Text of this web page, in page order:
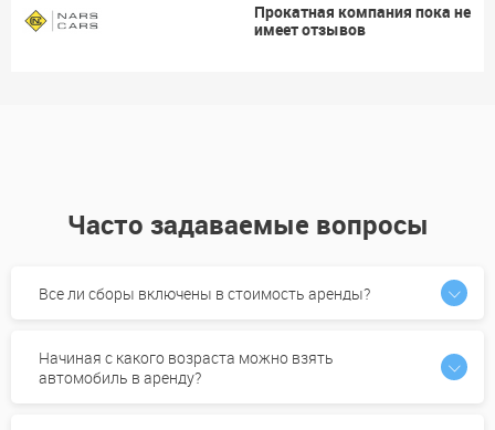
Прокатная компания пока не
имеет отзывов
Часто задаваемые вопросы
Все ли сборы включены в стоимость аренды?
Начиная с какого возраста можно взять
автомобиль в аренду?